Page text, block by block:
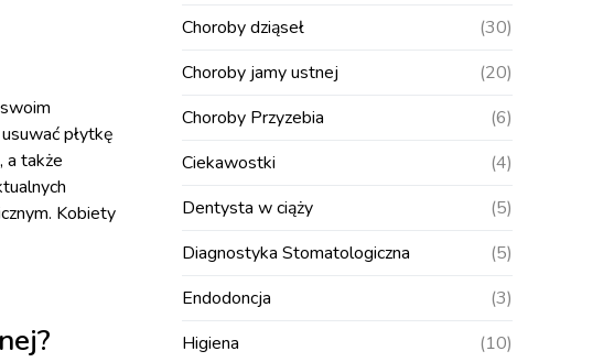
płytkę
a także
Kobiety
Choroby dziąseł
(30)
Choroby jamy ustnej
(20)
Choroby Przyzebia
(6)
Ciekawostki
(4)
Dentysta w ciąży
(5)
Diagnostyka Stomatologiczna
(5)
Endodoncja
(3)
Higiena
(10)